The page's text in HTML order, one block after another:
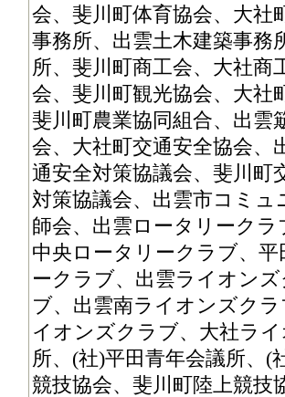
会、斐川町体育協会、大社
事務所、出雲土木建築事務
所、斐川町商工会、大社商
会、斐川町観光協会、大社
斐川町農業協同組合、出雲
会、大社町交通安全協会、
通安全対策協議会、斐川町
対策協議会、出雲市コミ
師会、出雲ロータリーク
中央ロータリークラブ、
ークラブ、出雲ライオン
ブ、出雲南ライオンズク
イオンズクラブ、大社ラ
所、(社)平田青年会議所、(
競技協会、斐川町陸上競技